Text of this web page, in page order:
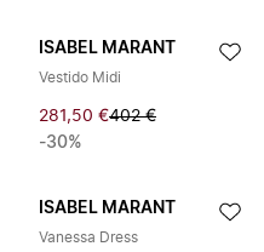
ISABEL MARANT
Vestido Midi
281,50 €402 €
-30%
ISABEL MARANT
Vanessa Dress